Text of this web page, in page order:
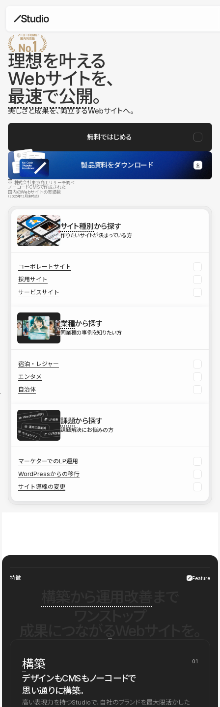
理想を叶える
Webサイトを、
最速で公開。
美しさと成果を、両立するWebサイトへ。
無料ではじめる
製品資料をダウンロード
※ 株式会社東京商工リサーチ調べ
ノーコードCMSで作成された
国内のWebサイトの実績数
（2025年12月末時点）
サイト種別から探す
作りたいサイトが決まっている方
コーポレートサイト
採用サイト
サービスサイト
業種から探す
同業種の事例を知りたい方
宿泊・レジャー
エンタメ
自治体
課題から探す
課題解決にお悩みの方
マーケターでのLP運用
WordPressからの移行
サイト導線の変更
特徴 Feature
構築 01
デザインもCMSもノーコードで
思い通りに構築。
高い表現力を持つStudioで、自社のブランドを最大限活かした